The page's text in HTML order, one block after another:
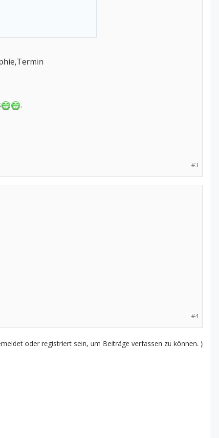
.
#3
#4
oder registriert sein, um Beiträge verfassen zu können. )